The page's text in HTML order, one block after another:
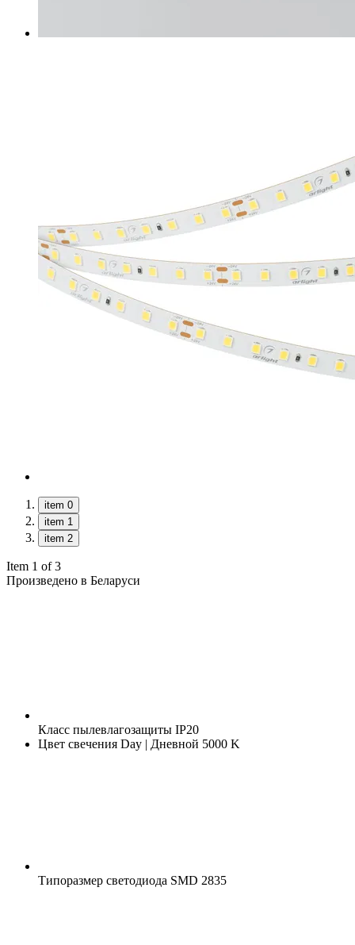
item 0
item 1
item 2
Item 1 of 3
Произведено в Беларуси
Класс пылевлагозащиты IP20
Цвет свечения Day | Дневной 5000 K
Типоразмер светодиода SMD 2835